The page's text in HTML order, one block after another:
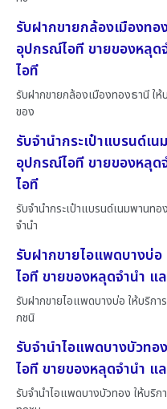
รับฝากขายกล้องเมืองทอ
อุปกรณ์ไอที ขายของหลุ
ไอที
รับฝากขายกล้องเมืองทองธานี ให้
ของ
รับจำนำกระเป๋าแบรนด์เ
อุปกรณ์ไอที ขายของหลุ
ไอที
รับจำนำกระเป๋าแบรนด์เนมพานท
จำนำ
รับฝากขายไอแพดบางบ่
ไอที ขายของหลุดจำนำ
รับฝากขายไอแพดบางบ่อ ให้บริกา
กชนิ
รับจำนำไอแพดบางบัวท
ไอที ขายของหลุดจำนำ
รับจำนำไอแพดบางบัวทอง ให้บริก